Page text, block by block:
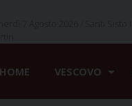
HOME VESCOVO